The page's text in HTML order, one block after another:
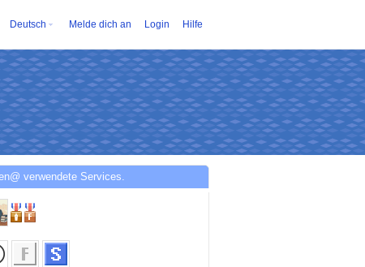
Deutsch Melde dich an Login Hilfe
verwendete Services.